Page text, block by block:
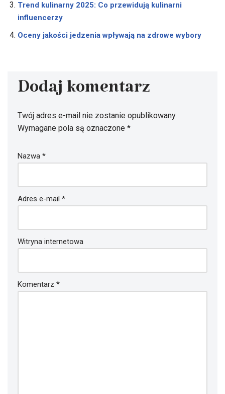
Trend kulinarny 2025: Co przewidują kulinarni
influencerzy
Oceny jakości jedzenia wpływają na zdrowe wybory
Dodaj komentarz
Twój adres e-mail nie zostanie opublikowany.
Wymagane pola są oznaczone *
Nazwa *
Adres e-mail *
Witryna internetowa
Komentarz *